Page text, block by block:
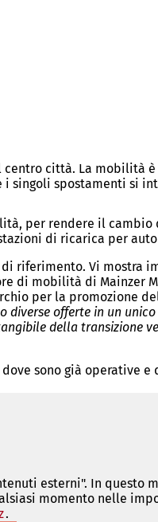
città. La mobilità
i singoli spostamenti si
per rendere il
di ricarica per
riferimento. Vi mostra
di mobilità di Mainzer
per la promozione
offerte in un
della transizione
sono già operative
esterni". In questo
momento nelle
(Si
.